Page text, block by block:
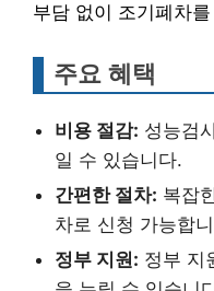
부담 없이 조기폐차
주요 혜택
비용 절감: 성능검
일 수 있습니다.
간편한 절차: 복잡
차로 신청 가능합
정부 지원: 정부 지